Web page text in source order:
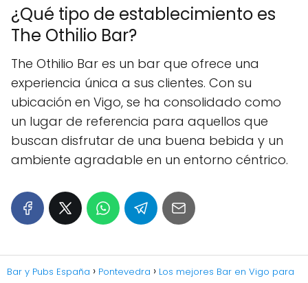
¿Qué tipo de establecimiento es
The Othilio Bar?
The Othilio Bar es un bar que ofrece una
experiencia única a sus clientes. Con su
ubicación en Vigo, se ha consolidado como
un lugar de referencia para aquellos que
buscan disfrutar de una buena bebida y un
ambiente agradable en un entorno céntrico.
Bar y Pubs España Pontevedra
Los mejores Bar en Vigo para